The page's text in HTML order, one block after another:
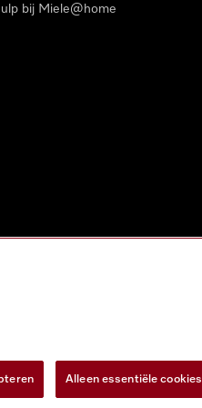
bij Miele@home
Alleen essentiële cookies